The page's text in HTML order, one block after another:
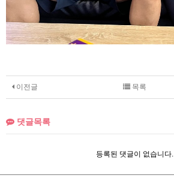
이전글 목록
댓글목록
등록된 댓글이 없습니다.